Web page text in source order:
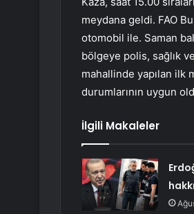
meydana geldi. FAO
otomobil ile. Saman
bölgeye polis, sağlık
mahallinde yapılan ilk
durumlarının uygun
İlgili Makaleler